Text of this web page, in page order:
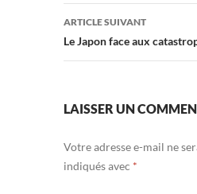
articles
ARTICLE SUIVANT
Le Japon face aux
LAISSER UN
Votre adresse e-mail ne
indiqués avec *